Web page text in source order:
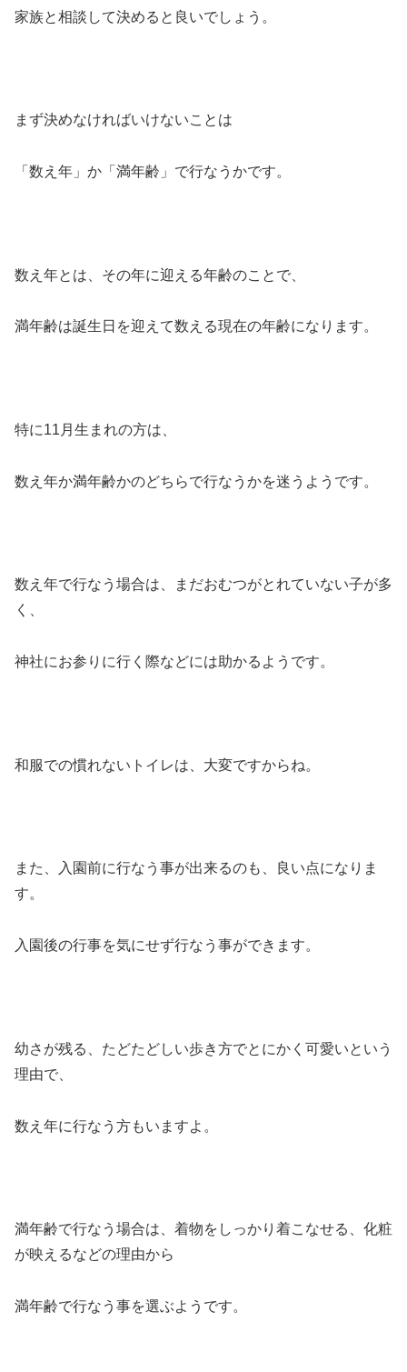
家族と相談して決めると良いでしょう。
まず決めなければいけないことは
「数え年」 か 「満年齢」 で行なうかです。
数え年とは、その年に迎える年齢のことで、
満年齢は誕生日を迎えて数える現在の年齢になります。
特に11月生まれの方は、
数え年か満年齢かのどちらで行なうかを迷うようです。
数え年で行なう場合は、まだおむつがとれていない子が多
く、
神社にお参りに行く際などには助かるようです。
和服での慣れないトイレは、大変ですからね。
また、入園前に行なう事が出来るのも、良い点になりま
す。
入園後の行事を気にせず行なう事ができます。
幼さが残る、たどたどしい歩き方でとにかく可愛いという
理由で、
数え年に行なう方もいますよ。
満年齢で行なう場合は、着物をしっかり着こなせる、化粧
が映えるなどの理由から
満年齢で行なう事を選ぶようです。